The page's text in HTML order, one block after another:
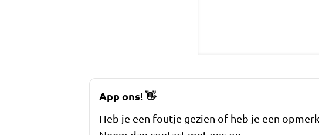
App ons!👋
Heb je een foutje gezien of heb je een